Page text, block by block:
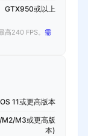
GTX950或以上
240 FPS。 需
11或更高版本
M3或更高版
本)